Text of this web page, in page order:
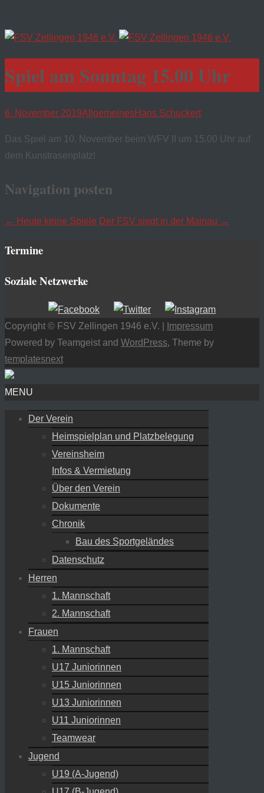
Spiel am Sonntag 15.00 Uhr
6. November 2019AllgemeinesHans Schuckert
Das Spiel am 10. November beim WFV II um 15.00 Uhr auf
dem Kunstrasenplatz!
Navigation posten
← Heute keine Spiele Der FSV siegt in der Mainau →
Termine
Soziale Netzwerke
Copyright © FSV Zellingen 1946 e.V. |
Impressum
Powered by Teamgeist and WordPress, Theme by
templatesnext
MENU
Der Verein
Heimspielplan und Platzbelegung
Vereinsheim
Infos & Vermietung
Über den Verein
Dokumente
Chronik
Bau des Sportgeländes
Datenschutz
Herren
1. Mannschaft
2. Mannschaft
Frauen
1. Mannschaft
U17 Juniorinnen
U15 Juniorinnen
U13 Juniorinnen
U11 Juniorinnen
Teamwear
Jugend
U19 (A-Jugend)